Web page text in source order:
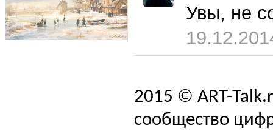
Увы, не
2015 © ART-
сообщество